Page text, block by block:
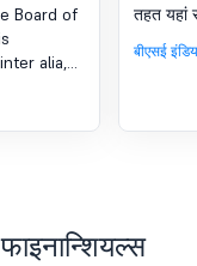
Board of
alia,
the
2026.
तहत यहां
बीएसई